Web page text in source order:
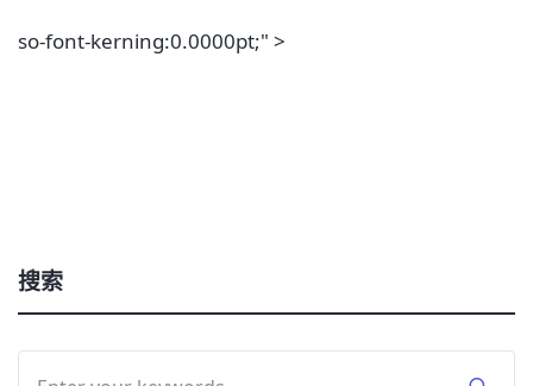
so-font-kerning:0.0000pt;" >
搜索